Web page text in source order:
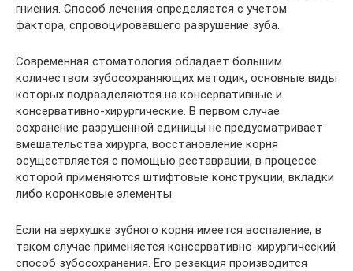
гниения. Способ лечения определяется с учетом
фактора, спровоцировавшего разрушение зуба.
Современная стоматология обладает большим
количеством зубосохраняющих методик, основные виды
которых подразделяются на консервативные и
консервативно-хирургические. В первом случае
сохранение разрушенной единицы не предусматривает
вмешательства хирурга, восстановление корня
осуществляется с помощью реставрации, в процессе
которой применяются штифтовые конструкции, вкладки
либо коронковые элементы.
Если на верхушке зубного корня имеется воспаление, в
таком случае применяется консервативно-хирургический
способ зубосохранения. Его резекция производится